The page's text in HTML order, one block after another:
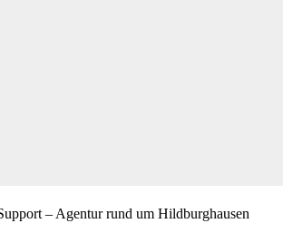
– Agentur rund um Hildburghausen